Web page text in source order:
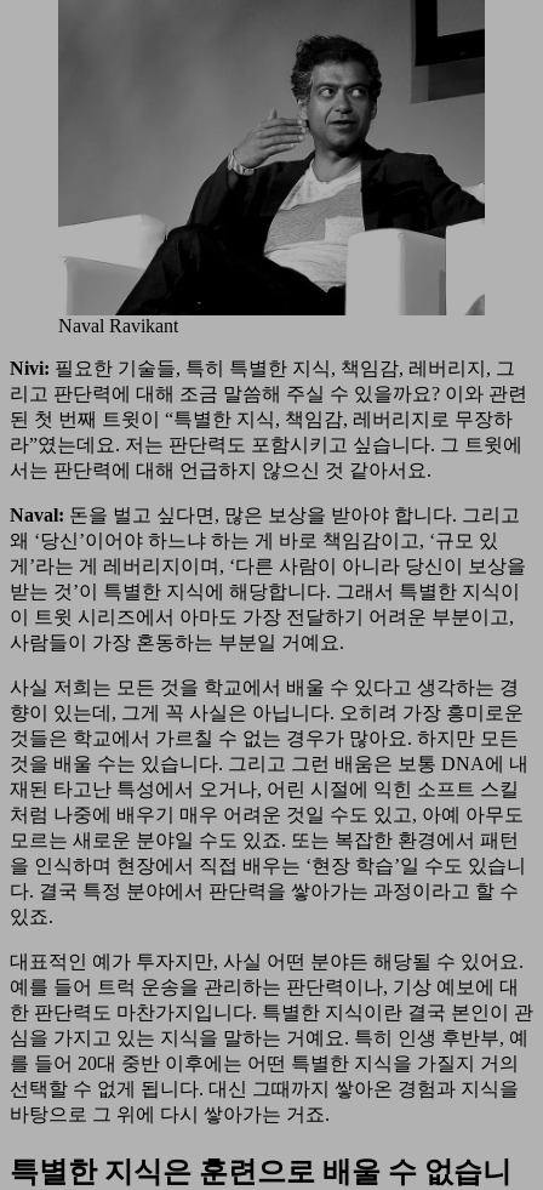
Naval Ravikant
Nivi: 필요한 기술들, 특히 특별한 지식, 책임감, 레버리지, 그
리고 판단력에 대해 조금 말씀해 주실 수 있을까요? 이와 관련
된 첫 번째 트윗이 “특별한 지식, 책임감, 레버리지로 무장하
라”였는데요. 저는 판단력도 포함시키고 싶습니다. 그 트윗에
서는 판단력에 대해 언급하지 않으신 것 같아서요.
Naval: 돈을 벌고 싶다면, 많은 보상을 받아야 합니다. 그리고
왜 ‘당신’이어야 하느냐 하는 게 바로 책임감이고, ‘규모 있
게’라는 게 레버리지이며, ‘다른 사람이 아니라 당신이 보상을
받는 것’이 특별한 지식에 해당합니다. 그래서 특별한 지식이
이 트윗 시리즈에서 아마도 가장 전달하기 어려운 부분이고,
사람들이 가장 혼동하는 부분일 거예요.
사실 저희는 모든 것을 학교에서 배울 수 있다고 생각하는 경
향이 있는데, 그게 꼭 사실은 아닙니다. 오히려 가장 흥미로운
것들은 학교에서 가르칠 수 없는 경우가 많아요. 하지만 모든
것을 배울 수는 있습니다. 그리고 그런 배움은 보통 DNA에 내
재된 타고난 특성에서 오거나, 어린 시절에 익힌 소프트 스킬
처럼 나중에 배우기 매우 어려운 것일 수도 있고, 아예 아무도
모르는 새로운 분야일 수도 있죠. 또는 복잡한 환경에서 패턴
을 인식하며 현장에서 직접 배우는 ‘현장 학습’일 수도 있습니
다. 결국 특정 분야에서 판단력을 쌓아가는 과정이라고 할 수
있죠.
대표적인 예가 투자지만, 사실 어떤 분야든 해당될 수 있어요.
예를 들어 트럭 운송을 관리하는 판단력이나, 기상 예보에 대
한 판단력도 마찬가지입니다. 특별한 지식이란 결국 본인이 관
심을 가지고 있는 지식을 말하는 거예요. 특히 인생 후반부, 예
를 들어 20대 중반 이후에는 어떤 특별한 지식을 가질지 거의
선택할 수 없게 됩니다. 대신 그때까지 쌓아온 경험과 지식을
바탕으로 그 위에 다시 쌓아가는 거죠.
특별한 지식은 훈련으로 배울 수 없습니